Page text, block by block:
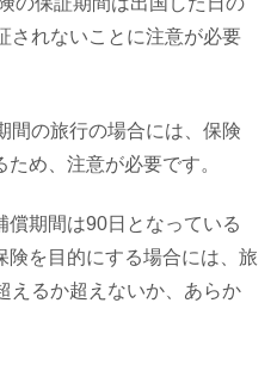
されないことに注意が必要
間の旅行の場合には、保険
め、注意が必要です。
期間は90日となっている
険を目的にする場合には、旅
えるか超えないか、あらか